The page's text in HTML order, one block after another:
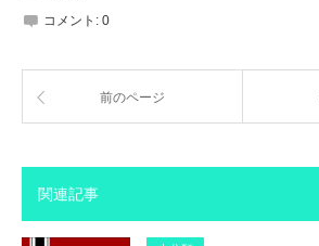
コメント: 0
前のページ
関連記事